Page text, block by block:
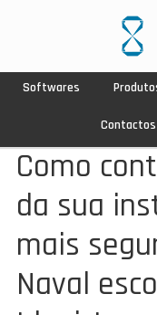
Softwares
Contactos
Como
da sua
mais
Naval